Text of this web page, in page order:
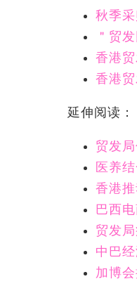
秋季
＂贸
香港
香港
延伸阅读：
贸发
医养
香港
巴西
贸发
中巴
加博